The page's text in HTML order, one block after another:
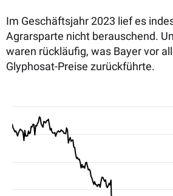
Im Geschäftsjahr 2023 lief es
Agrarsparte nicht berauschend.
waren rückläufig, was Bayer vor
Glyphosat-Preise zurückführte.